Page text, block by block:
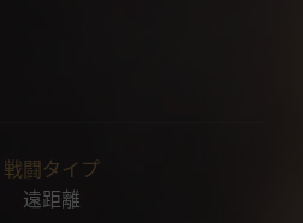
戦闘タイプ
遠距離